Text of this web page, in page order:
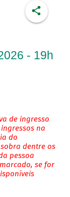
- 19h
de ingresso
na
do
dentre os
pessoa
se for